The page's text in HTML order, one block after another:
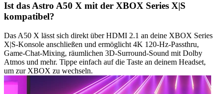
Ist das Astro A50 X mit der XBOX Series X|S
kompatibel?
Das A50 X lässt sich direkt über HDMI 2.1 an deine XBOX Series
X|S-Konsole anschließen und ermöglicht 4K 120-Hz-Passthru,
Game-Chat-Mixing, räumlichen 3D-Surround-Sound mit Dolby
Atmos und mehr. Tippe einfach auf die Taste an deinem Headset,
um zur XBOX zu wechseln.